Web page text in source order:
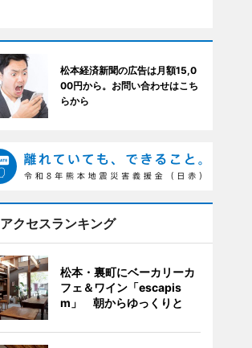
松本経済新聞の広告は月額15,0
00円から。お問い合わせはこち
らから
アクセスランキング
松本・裏町にベーカリーカ
フェ＆ワイン「escapis
m」 朝からゆっくりと